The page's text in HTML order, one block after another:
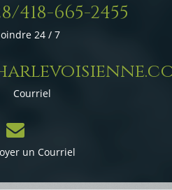
418-665-2455
24 / 7
Courriel
un Courriel